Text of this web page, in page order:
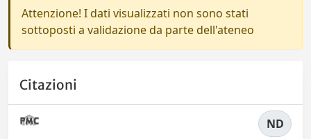
Attenzione! I dati visualizzati non sono stati
sottoposti a validazione da parte dell'ateneo
Citazioni
ND